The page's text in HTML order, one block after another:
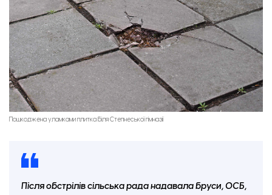
Зруйнований внаслідок російської ракетної атаки основний корпус Лежинської гімназії
Пошкоджена уламками плитка біля Степнеської гімназії
Після обстрілів сільська рада надавала бруси, ОСБ,